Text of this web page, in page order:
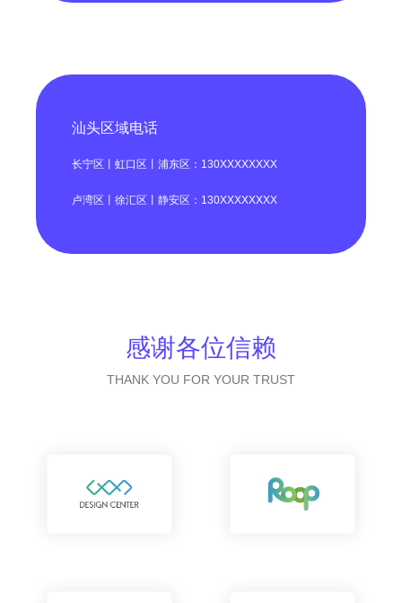
汕头区域电话
长宁区丨虹口区丨浦东区：130XXXXXXXX
卢湾区丨徐汇区丨静安区：130XXXXXXXX
感谢各位信赖
THANK YOU FOR YOUR TRUST